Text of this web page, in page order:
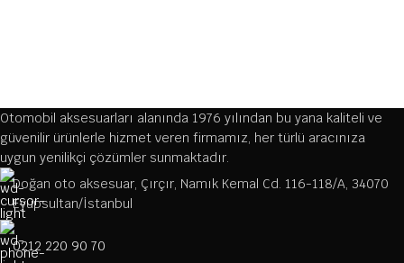
Otomobil aksesuarları alanında 1976 yılından bu yana kaliteli ve
güvenilir ürünlerle hizmet veren firmamız, her türlü aracınıza
uygun yenilikçi çözümler sunmaktadır.
Doğan oto aksesuar, Çırçır, Namık Kemal Cd. 116-118/A, 34070
Eyüpsultan/İstanbul
0212 220 90 70